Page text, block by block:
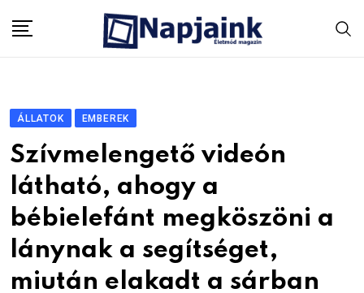
ÁLLATOK EMBEREK
Szívmelengető videón
látható, ahogy a
bébielefánt megköszöni a
lánynak a segítséget,
miután elakadt a sárban